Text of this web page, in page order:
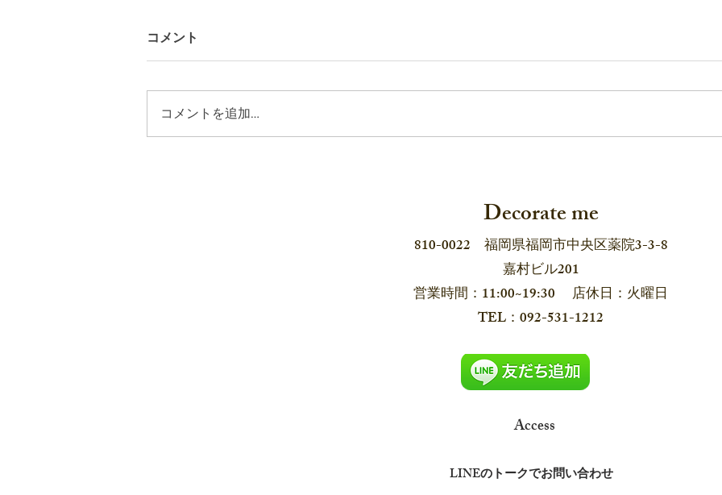
コメント
コメントを追加…
Decorate me
810-0022 福岡県福岡市中央区薬院3-3-8
嘉村ビル201
営業時間：11:00~19:30 店休日：火曜日
​TEL：092-531-1212
Access
LINEのトークでお問い合わせ